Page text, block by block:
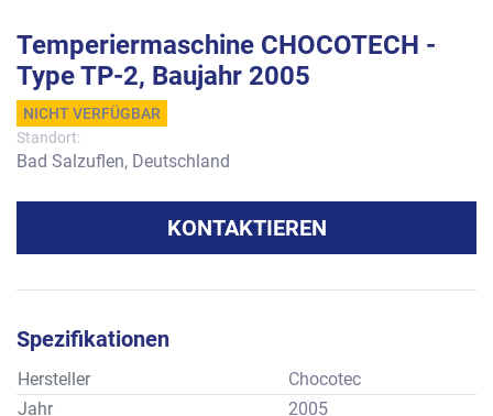
Temperiermaschine CHOCOTECH -
Type TP-2, Baujahr 2005
NICHT VERFÜGBAR
Standort:
Bad Salzuflen, Deutschland
KONTAKTIEREN
Spezifikationen
Hersteller
Chocotec
Jahr
2005